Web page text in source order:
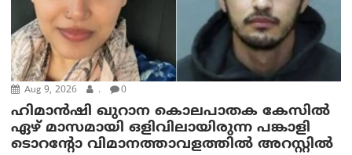
Aug 9, 2026 . 0
ഹിമാൻഷി ഖുറാന കൊലപാതക കേസിൽ
ഏഴ് മാസമായി ഒളിവിലായിരുന്ന പങ്കാളി
ടൊറന്റോ വിമാനത്താവളത്തിൽ അറസ്റ്റിൽ